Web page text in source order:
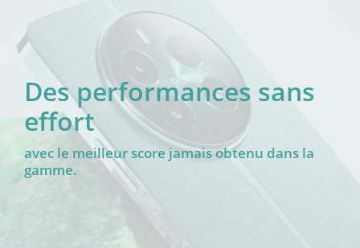
Des performances sans
effort
avec le meilleur score jamais obtenu dans la
gamme.